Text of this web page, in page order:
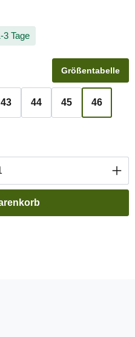
3 Tage
Größentabelle
43 44 45 46
gewünschten